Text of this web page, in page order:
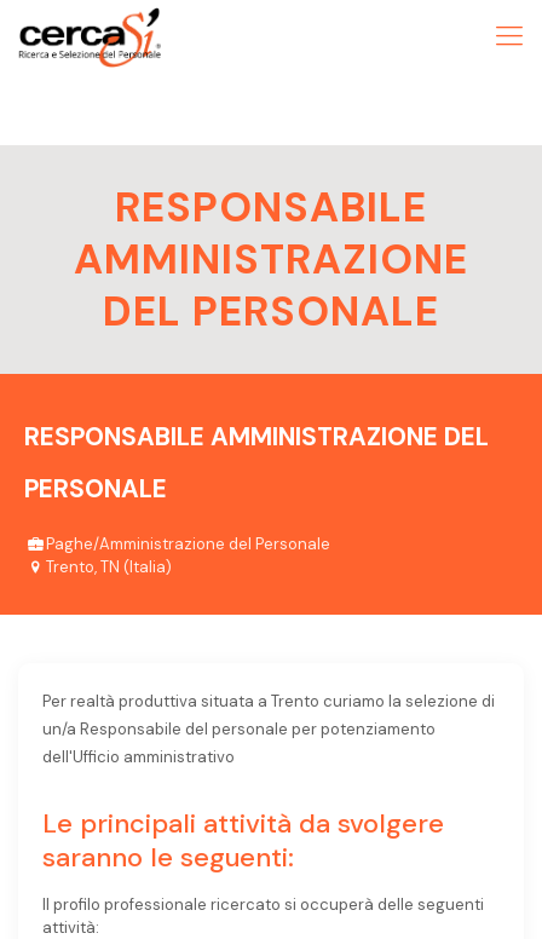
RESPONSABILE
AMMINISTRAZIONE
DEL PERSONALE
RESPONSABILE AMMINISTRAZIONE DEL
PERSONALE
Paghe/Amministrazione del Personale
Trento, TN (Italia)
Per realtà produttiva situata a Trento curiamo la selezione di
un/a Responsabile del personale per potenziamento
dell'Ufficio amministrativo
Le principali attività da svolgere
saranno le seguenti:
Il profilo professionale ricercato si occuperà delle seguenti
attività: